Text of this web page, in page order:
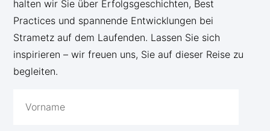
halten wir Sie über Erfolgsgeschichten, Best
Practices und spannende Entwicklungen bei
Strametz auf dem Laufenden. Lassen Sie sich
inspirieren – wir freuen uns, Sie auf dieser Reise zu
begleiten.